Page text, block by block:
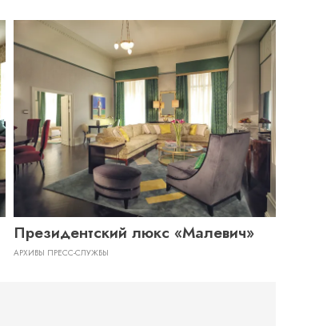
Президентский люкс «Малевич»
АРХИВЫ ПРЕСС-СЛУЖБЫ